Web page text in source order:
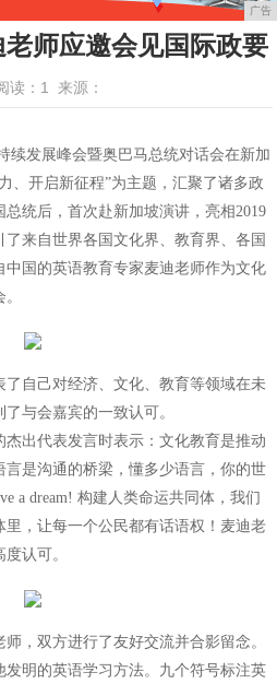
广告
师应邀会见国际政要
读：1 来源：
续发展峰会暨奥巴马总统对话会在新加
、开启新征程”为主题，汇聚了诸多政
统后，首次赴新加坡演讲，亮相2019
来自世界各国文化界、教育界、各国
国的英语教育专家麦迪老师作为文化
自己对经济、文化、教育等领域在未
与会嘉宾的一致认可。
出代表发言时表示：文化教育是推动
是沟通的桥梁，懂多少语言，你的世
a dream! 构建人类命运共同体，我们
，让每一个公民都有话语权！麦迪老
认可。
，双方进行了友好交流并合影留念。
明的英语学习方法。九个符号标注英